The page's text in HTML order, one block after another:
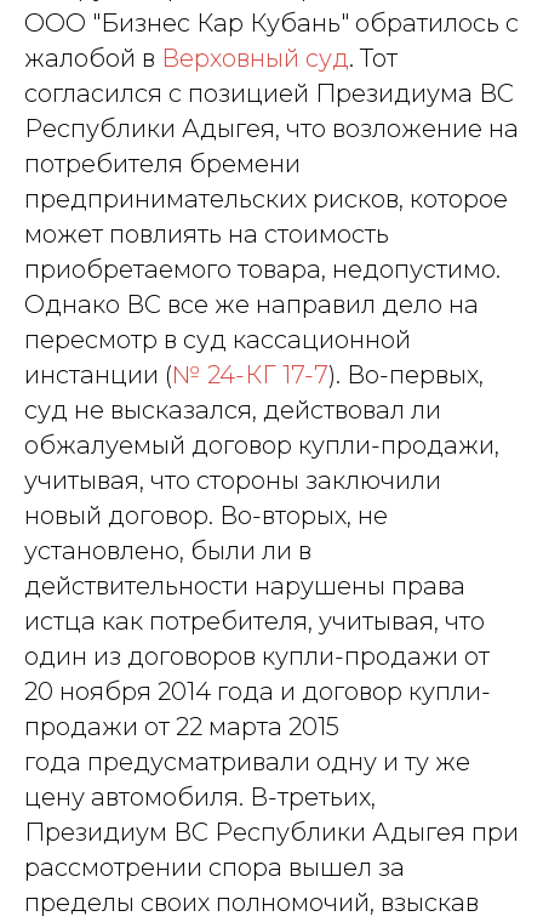
ООО "Бизнес Кар Кубань" обратилось с
жалобой в Верховный суд. Тот
согласился с позицией Президиума ВС
Республики Адыгея, что возложение на
потребителя бремени
предпринимательских рисков, которое
может повлиять на стоимость
приобретаемого товара, недопустимо.
Однако ВС все же направил дело на
пересмотр в суд кассационной
инстанции (№ 24-КГ 17-7). Во-первых,
суд не высказался, действовал ли
обжалуемый договор купли-продажи,
учитывая, что стороны заключили
новый договор. Во-вторых, не
установлено, были ли в
действительности нарушены права
истца как потребителя, учитывая, что
один из договоров купли-продажи от
20 ноября 2014 года и договор купли-
продажи от 22 марта 2015
года предусматривали одну и ту же
цену автомобиля. В-третьих,
Президиум ВС Республики Адыгея при
рассмотрении спора вышел за
пределы своих полномочий, взыскав